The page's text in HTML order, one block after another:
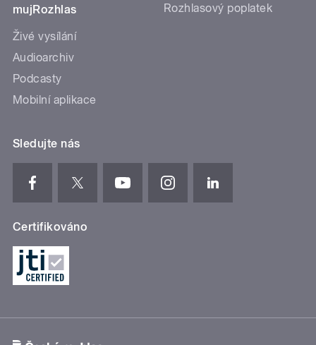
mujRozhlas
Živé vysílání
Audioarchiv
Podcasty
Mobilní aplikace
Rozhlasový poplatek
Sledujte nás
Certifikováno